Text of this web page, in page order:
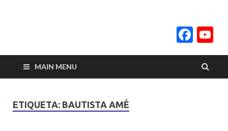
MAIN MENU
ETIQUETA: BAUTISTA AMÉ